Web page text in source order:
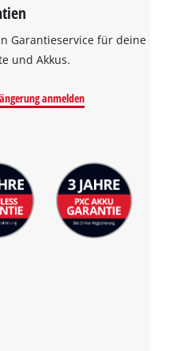
Garantieservice für deine
und Akkus.
anmelden